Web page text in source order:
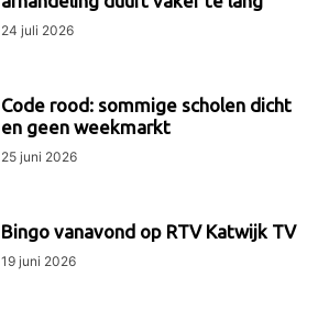
24 juli 2026
Code rood: sommige scholen dicht
en geen weekmarkt
25 juni 2026
Bingo vanavond op RTV Katwijk TV
19 juni 2026